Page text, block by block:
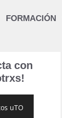
FORMACIÓN
con
uTO